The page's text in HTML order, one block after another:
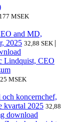
MSEK
and MD,
2025 32,88 SEK |
Lindquist, CEO
MSEK
koncernchef,
kvartal 2025 32,88